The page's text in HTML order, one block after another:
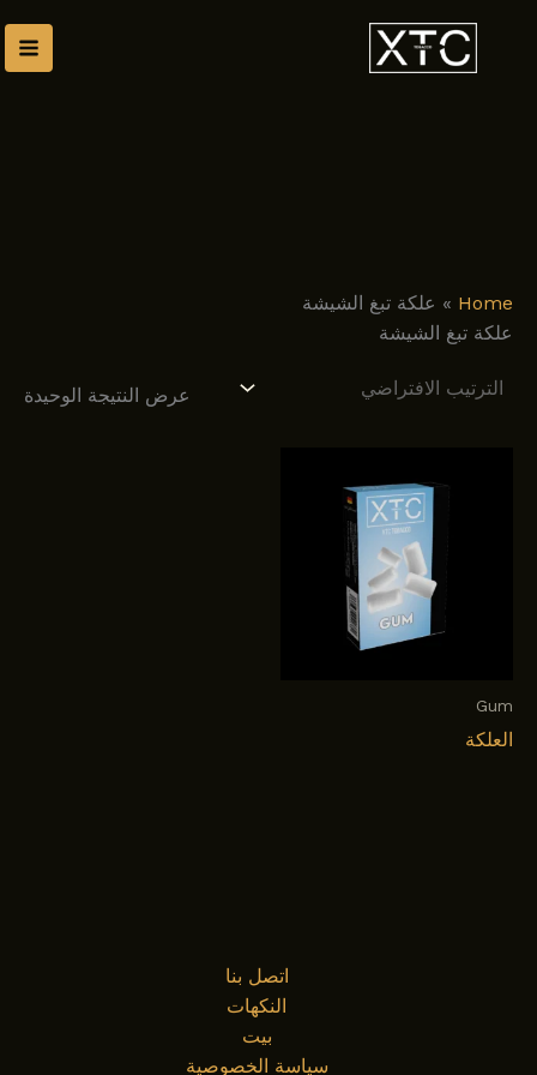
Home
»علكة تبغ الشيشة
علكة تبغ الشيشة
عرض النتيجة الوحيدة
Gum
العلكة
اتصل بنا
النكهات
بيت
سياسة الخصوصية